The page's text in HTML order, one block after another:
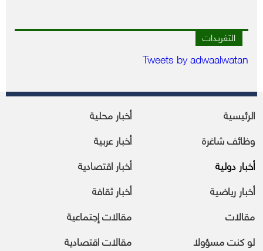
التغريدات
Tweets by adwaalwatan
الرئيسية
أخبار محلية
وظائف شاغرة
أخبار عربية
أخبار دولية
أخبار اقتصادية
أخبار رياضية
أخبار ثقافة
مقالات
مقالات إجتماعية
لو كنت مسؤولا
مقالات اقتصادية